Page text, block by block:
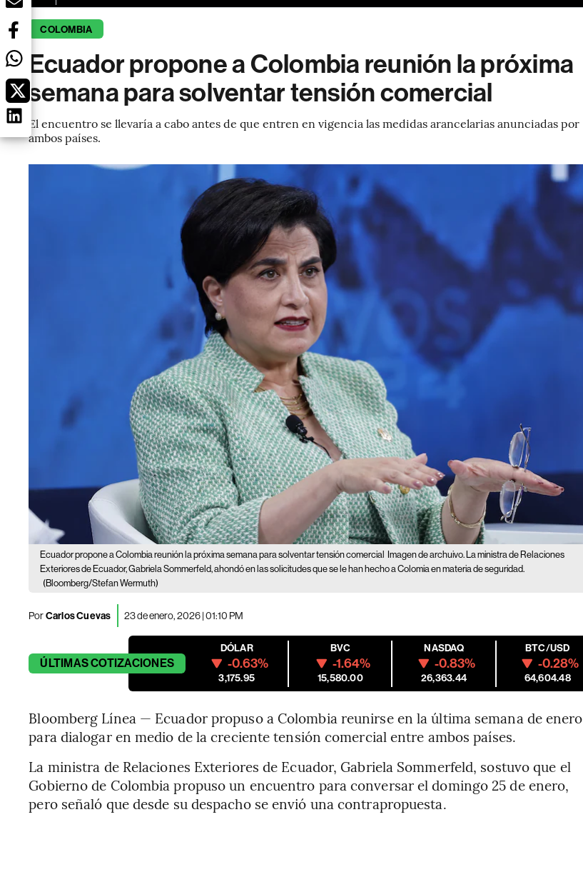
COLOMBIA
Ecuador propone a Colombia reunión la próxima
semana para solventar tensión comercial
El encuentro se llevaría a cabo antes de que entren en vigencia las medidas arancelarias anunciadas por
ambos países.
Ecuador propone a Colombia reunión la próxima semana para solventar tensión comercial
Imagen de archuivo. La ministra de Relaciones
Exteriores de Ecuador, Gabriela Sommerfeld, ahondó en las solicitudes que se le han hecho a Colomia en materia de seguridad.
(Bloomberg/Stefan Wermuth)
PorCarlos Cuevas 23 de enero, 2026 | 01:10 PM
ÚLTIMASCOTIZACIONES
DÓLAR
-0.63%
3,175.95
BVC
-1.64%
15,580.00
NASDAQ
-0.83%
26,363.44
BTC/USD
-0.28%
64,604.48
Bloomberg Línea — Ecuador propuso a Colombia reunirse en la última semana de enero
para dialogar en medio de la creciente tensión comercial entre ambos países.
La ministra de Relaciones Exteriores de Ecuador, Gabriela Sommerfeld, sostuvo que el
Gobierno de Colombia propuso un encuentro para conversar el domingo 25 de enero,
pero señaló que desde su despacho se envió una contrapropuesta.